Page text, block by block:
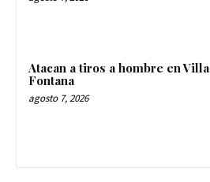
Atacan a tiros a hombre en Villa
Fontana
agosto 7, 2026